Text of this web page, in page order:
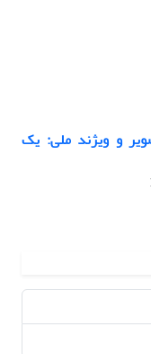
و ویژند ملی: یک